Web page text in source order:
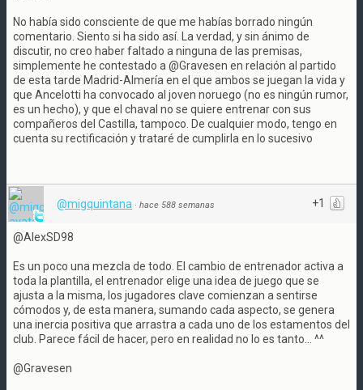
No había sido consciente de que me habías borrado ningún
comentario. Siento si ha sido así. La verdad, y sin ánimo de
discutir, no creo haber faltado a ninguna de las premisas,
simplemente he contestado a @Gravesen en relación al partido
de esta tarde Madrid-Almería en el que ambos se juegan la vida y
que Ancelotti ha convocado al joven noruego (no es ningún rumor,
es un hecho), y que el chaval no se quiere entrenar con sus
compañeros del Castilla, tampoco. De cualquier modo, tengo en
cuenta su rectificación y trataré de cumplirla en lo sucesivo
+1
@migquintana · hace 588 semanas
@AlexSD98
Es un poco una mezcla de todo. El cambio de entrenador activa a
toda la plantilla, el entrenador elige una idea de juego que se
ajusta a la misma, los jugadores clave comienzan a sentirse
cómodos y, de esta manera, sumando cada aspecto, se genera
una inercia positiva que arrastra a cada uno de los estamentos del
club. Parece fácil de hacer, pero en realidad no lo es tanto... ^^
@Gravesen